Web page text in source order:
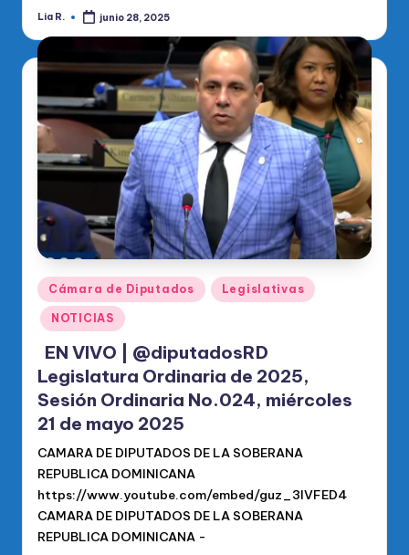
Publicado
Lia R. junio 28, 2025
Publicado
en
Cámara de Diputados Legislativas
NOTICIAS
EN VIVO | @diputadosRD
Legislatura Ordinaria de 2025,
Sesión Ordinaria No.024, miércoles
21 de mayo 2025
CAMARA DE DIPUTADOS DE LA SOBERANA
REPUBLICA DOMINICANA
https://www.youtube.com/embed/guz_3lVFED4
CAMARA DE DIPUTADOS DE LA SOBERANA
REPUBLICA DOMINICANA -